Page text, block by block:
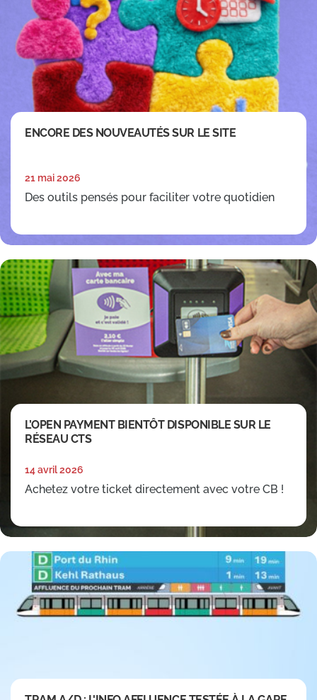
ENCORE DES NOUVEAUTÉS SUR LE SITE
21 mai 2026
Des outils pensés pour faciliter votre quotidien
L’OPEN PAYMENT BIENTÔT DISPONIBLE SUR LE
RÉSEAU CTS
14 avril 2026
Achetez votre ticket directement avec votre CB !